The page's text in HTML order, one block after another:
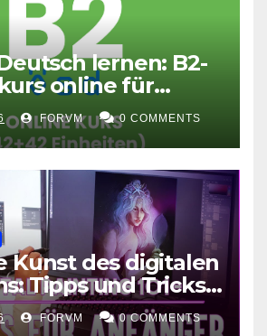
lernen: B2-
online für
FORVM 0 COMMENTS
Kunst des digitalen
Tipps und Tricks
Ausdruckskunst
FORVM 0 COMMENTS